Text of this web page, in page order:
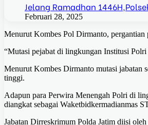
Jelang Ramadhan
Februari 28, 2025
Menurut Kombes Pol Dirmanto,
“Mutasi pejabat di lingkungan Institusi
Menurut Kombes Dirmanto mutasi jabatan
tinggi.
Adapun para Perwira Menengah Polri di
diangkat sebagai Waketbidkermadianmas
Jabatan Dirreskrimum Polda Jatim diisi